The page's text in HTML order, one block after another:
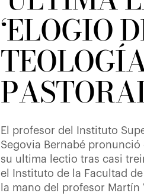
‘ELOGIO
El profesor del Instituto
Segovia Bernabé pronunció
su ultima lectio tras casi
el Instituto de la Facultad
la mano del profesor Martín